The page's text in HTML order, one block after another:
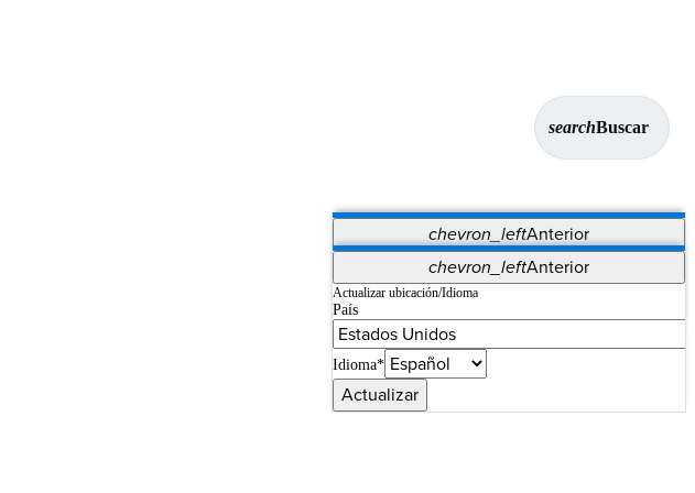
searchBuscar
chevron_leftAnterior
Vet Systems OrthoPedia Patient
Supplier Portal
Synergy Imaging & Resection
chevron_leftAnterior
Actualizar ubicación/Idioma
País
Idioma*
Actualizar